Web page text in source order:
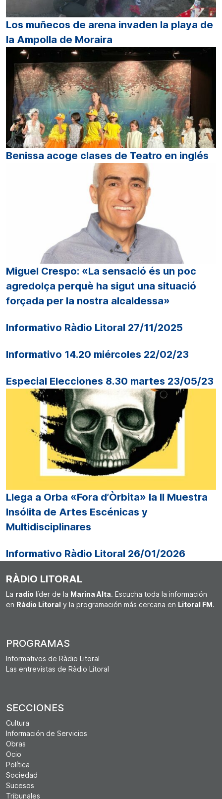
Los muñecos de arena invaden la playa de
la Ampolla de Moraira
Benissa acoge clases de Teatro en inglés
Miguel Crespo: «La sensació és un poc
agredolça perquè ha sigut una situació
forçada per la nostra alcaldessa»
Informativo Ràdio Litoral 27/11/2025
Informativo 14.20 miércoles 22/02/23
Especial Elecciones 8.30 martes 23/05/23
Llega a Orba «Fora d’Òrbita» la II Muestra
Insólita de Artes Escénicas y
Multidisciplinares
Informativo Ràdio Litoral 26/01/2026
RÀDIO LITORAL
La radio líder de la Marina Alta. Escucha toda la información
en Ràdio Litoral y la programación más cercana en Litoral FM.
PROGRAMAS
Informativos de Ràdio Litoral
Las entrevistas de Ràdio Litoral
SECCIONES
Cultura
Información de Servicios
Obras
Ocio
Política
Sociedad
Sucesos
Tribunales